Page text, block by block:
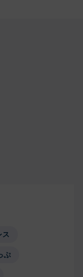
ス
ぷ